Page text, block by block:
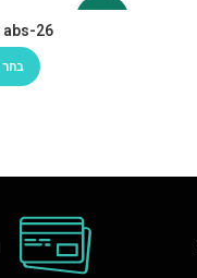
abs-26 תמונת זכוכית